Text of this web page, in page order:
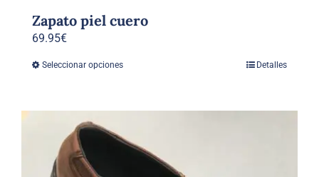
Zapato piel cuero
69.95€
Seleccionar opcionesEste
variantes.
Detalles